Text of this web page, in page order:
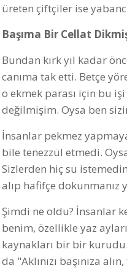
üreten çiftçiler ise
Başıma Bir Cellat
Bundan kırk yıl kadar
canıma tak etti. Betçe
o ekmek parası için bu
değilmişim. Oysa ben
İnsanlar pekmez
bile tenezzül etmedi.
Sizlerden hiç su
alıp hafifçe dokunmanız
Şimdi ne oldu? İnsanlar
benim, özellikle yaz
kaynakları bir bir
da "Aklınızı başınıza